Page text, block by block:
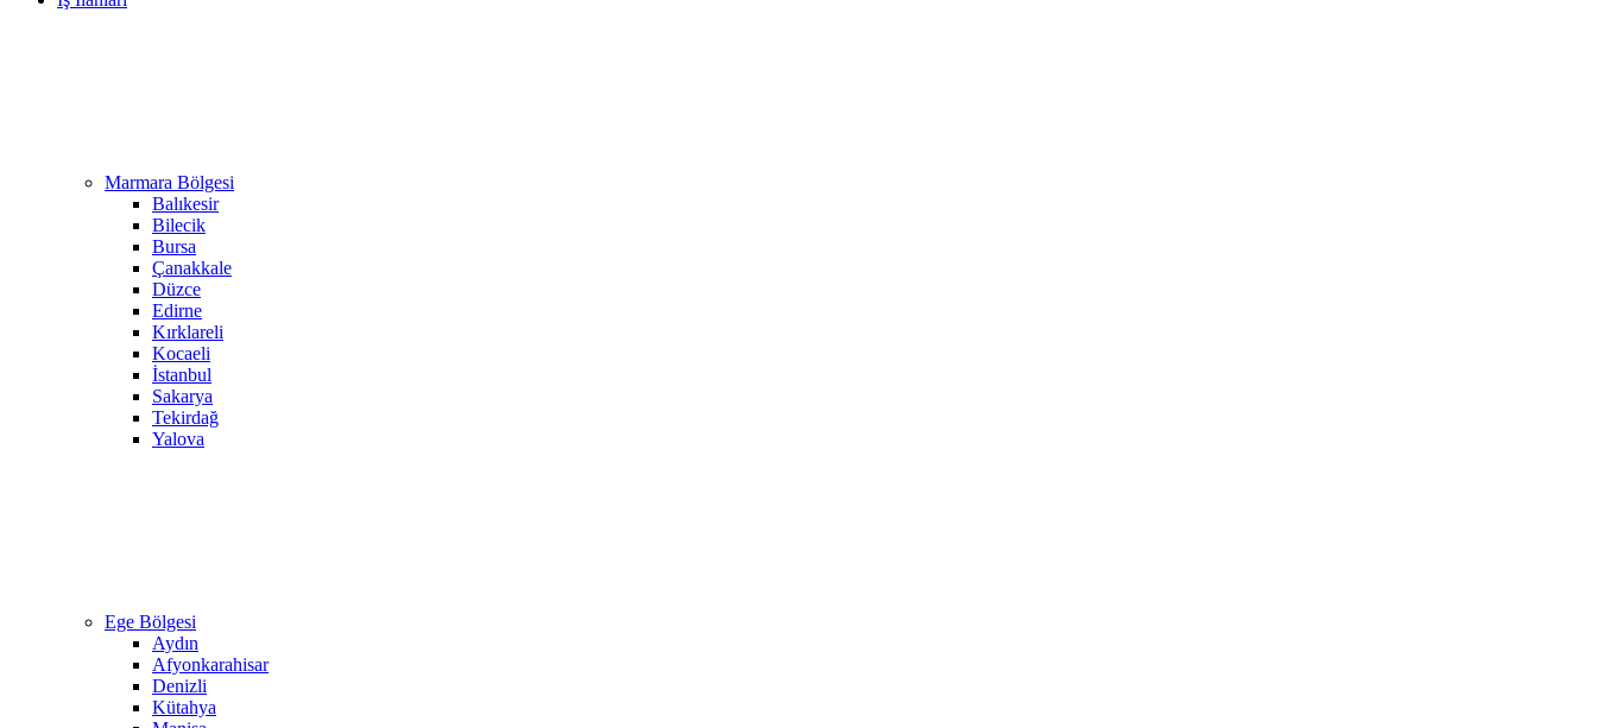
Marmara Bölgesi
Balıkesir
Bilecik
Bursa
Çanakkale
Düzce
Edirne
Kırklareli
Kocaeli
İstanbul
Sakarya
Tekirdağ
Yalova
Ege Bölgesi
Aydın
Afyonkarahisar
Denizli
Kütahya